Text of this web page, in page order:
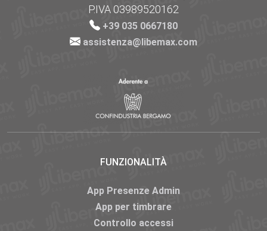
P.IVA 03989520162
+39 035 0667180
assistenza@libemax.com
FUNZIONALITÀ
App Presenze Admin
App per timbrare
Controllo accessi